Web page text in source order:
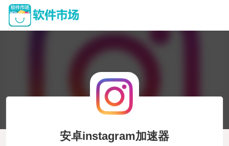
安卓instagram加速器